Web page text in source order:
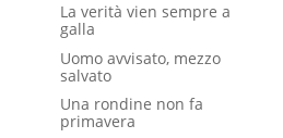
La verità vien sempre a
galla
Uomo avvisato, mezzo
salvato
Una rondine non fa
primavera